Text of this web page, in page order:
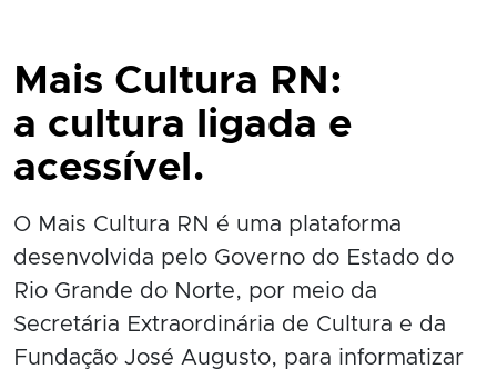
Mais Cultura RN:
a cultura ligada e
acessível.
O Mais Cultura RN é uma plataforma
desenvolvida pelo Governo do Estado do
Rio Grande do Norte, por meio da
Secretária Extraordinária de Cultura e da
Fundação José Augusto, para informatizar